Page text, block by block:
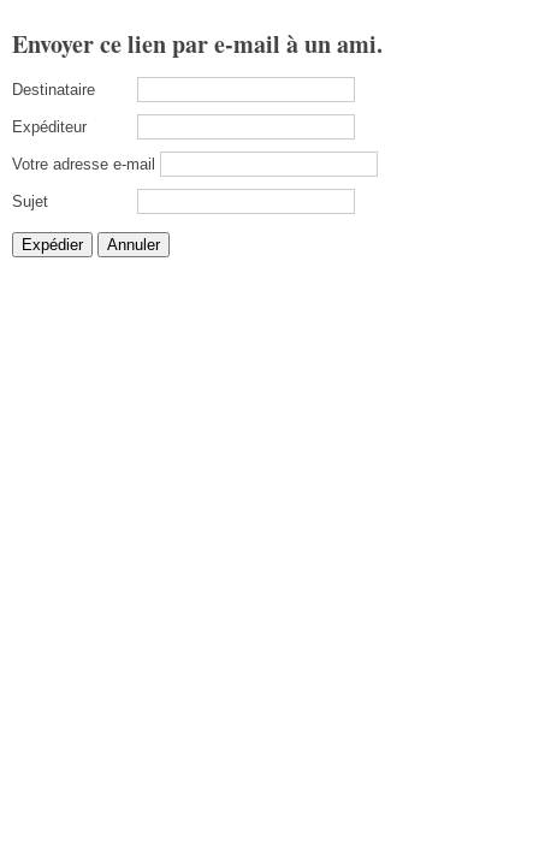
Envoyer ce lien par e-mail à un ami.
Destinataire
Expéditeur
Votre adresse e-mail
Sujet
Expédier Annuler